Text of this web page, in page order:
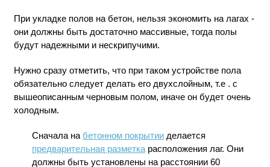
При укладке полов на бетон, нельзя экономить на лагах -
они должны быть достаточно массивные, тогда полы
будут надежными и нескрипучими.
Нужно сразу отметить, что при таком устройстве пола
обязательно следует делать его двухслойным, т.е . с
вышеописанным черновым полом, иначе он будет очень
холодным.
Сначала на бетонном покрытииделается
предварительная разметкарасположения лаг. Они
должны быть установлены на расстоянии 60